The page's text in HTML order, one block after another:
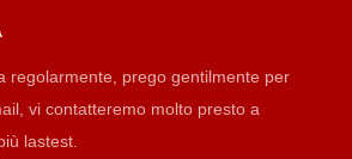
regolarmente, prego gentilmente per
vi contatteremo molto presto a
lastest.